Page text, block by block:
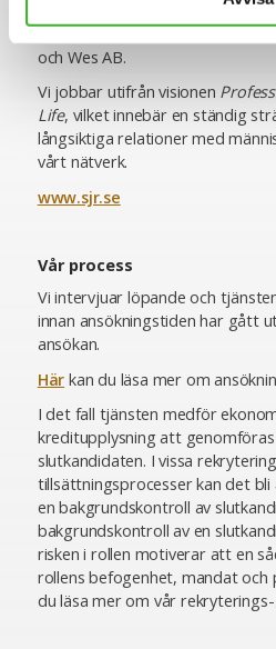
moderbolaget Ogunsen AB,
North Stockholm, med
och Wes AB.
Vi jobbar utifrån visionen
Life, vilket innebär en ständig
långsiktiga relationer med
vårt nätverk.
www.sjr.se
Vår process
Vi intervjuar löpande och
innan ansökningstiden har gått
ansökan.
Här kan du läsa mer om
I det fall tjänsten medför
kreditupplysning att genomföras
slutkandidaten. I vissa
tillsättningsprocesser kan det
en bakgrundskontroll av
bakgrundskontroll av en
risken i rollen motiverar att en
rollens befogenhet, mandat och
du läsa mer om vår